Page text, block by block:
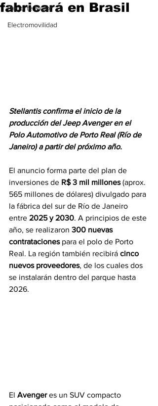
Deporte Motor
Electromovilidad
fabricará en Brasil
Stellantis confirma el inicio de la
producción del Jeep Avenger en el
Polo Automotivo de Porto Real (Río de
Janeiro) a partir del próximo año.
El anuncio forma parte del plan de
inversiones de R$ 3 mil millones (aprox.
565 millones de dólares) divulgado para
la fábrica del sur de Río de Janeiro
entre 2025 y 2030. A principios de este
año, se realizaron 300 nuevas
contrataciones para el polo de Porto
Real. La región también recibirá cinco
nuevos proveedores, de los cuales dos
se instalarán dentro del parque hasta
2026.
El Avenger es un SUV compacto